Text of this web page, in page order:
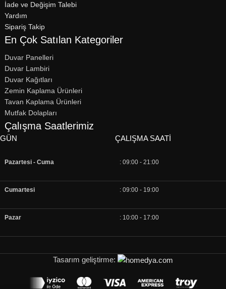
İade ve Değişim Talebi
Yardım
Sipariş Takip
En Çok Satılan Kategoriler
Duvar Panelleri
Duvar Lambiri
Duvar Kağıtları
Zemin Kaplama Ürünleri
Tavan Kaplama Ürünleri
Mutfak Dolapları
Çalışma Saatlerimiz
GÜN ÇALIŞMA SAATI
Pazartesi - Cuma : 09:00 - 21:00
Cumartesi : 09:00 - 19:00
Pazar : 10:00 - 17:00
Tasarım geliştirme: